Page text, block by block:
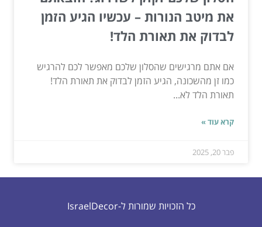
את מיטב הנורות – עכשיו הגיע הזמן
לבדוק את תאורת הלד!
אם אתם מרגישים שהסלון שלכם מאפשר לכם להרגיש
כמו זן מהשכונה, הגיע הזמן לבדוק את תאורת הלד!
תאורת הלד לא...
קרא עוד »
פבר 20, 2025
כל הזכויות שמורות ל-IsraelDecor